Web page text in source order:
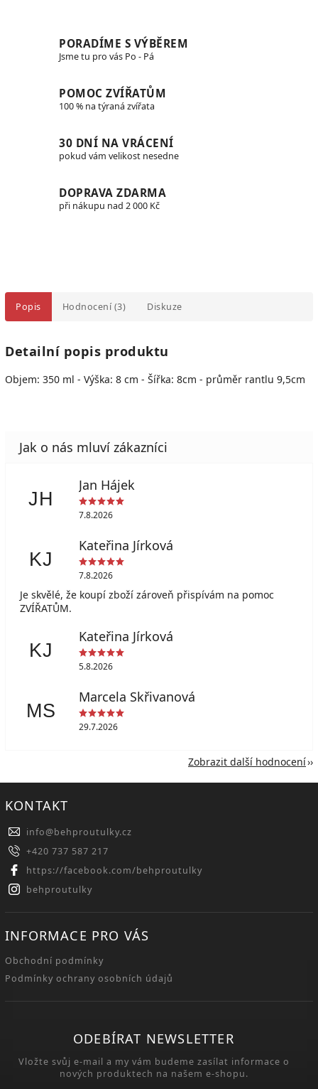
PORADÍME S VÝBĚREM
Jsme tu pro vás Po - Pá
POMOC ZVÍŘATŮM
100 % na týraná zvířata
30 DNÍ NA VRÁCENÍ
pokud vám velikost nesedne
DOPRAVA ZDARMA
při nákupu nad 2 000 Kč
Popis Hodnocení (3) Diskuze
Detailní popis produktu
Objem: 350 ml - Výška: 8 cm - Šířka: 8cm - průměr rantlu 9,5cm
JH
Jan Hájek
7.8.2026
KJ
Kateřina Jírková
7.8.2026
Je skvělé, že koupí zboží zároveň přispívám na pomoc
ZVÍŘATŮM.
KJ
Kateřina Jírková
5.8.2026
MS
Marcela Skřivanová
29.7.2026
Zobrazit další hodnocení
KONTAKT
info@behproutulky.cz
+420 737 587 217
https://facebook.com/behproutulky
behproutulky
INFORMACE PRO VÁS
Obchodní podmínky
Podmínky ochrany osobních údajů
ODEBÍRAT NEWSLETTER
Vložte svůj e-mail a my vám budeme zasílat informace o
nových produktech na našem e-shopu.